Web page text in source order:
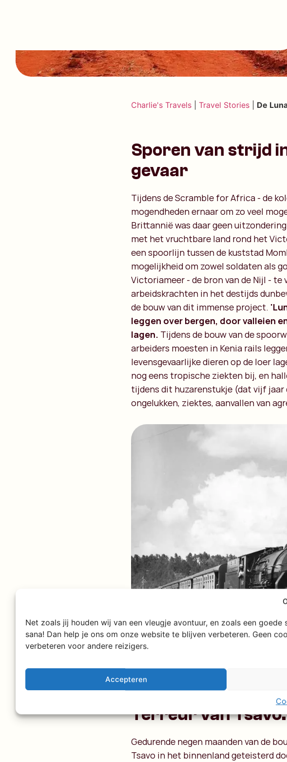
Net zoals jij houden wij van een vleugje avontuur, en zoals een
sana! Dan help je ons om onze website te blijven verbeteren. Geen
verbeteren voor andere reizigers.
Accepteren
Charlie's Travels| Travel Stories| De
Sporen van strijd
gevaar
Tijdens de Scramble for Africa - de
mogendheden ernaar om zo veel
Brittannië was daar geen
met het vruchtbare land rond het
een spoorlijn tussen de kuststad
mogelijkheid om zowel soldaten als
Victoriameer - de bron van de Nijl -
arbeidskrachten in het destijds
de bouw van dit immense project.
leggen over bergen, door valleien
lagen. Tijdens de bouw van de
arbeiders moesten in Kenia rails
levensgevaarlijke dieren op de loer
nog eens tropische ziekten bij, en
tijdens dit huzarenstukje (dat vijf
ongelukken, ziektes, aanvallen van
Terreur van
Gedurende negen maanden van de
Tsavo in het binnenland geteisterd